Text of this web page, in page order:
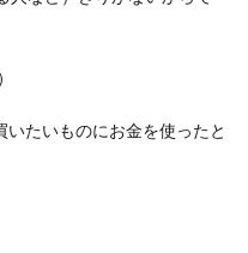
たいものにお金を使ったと